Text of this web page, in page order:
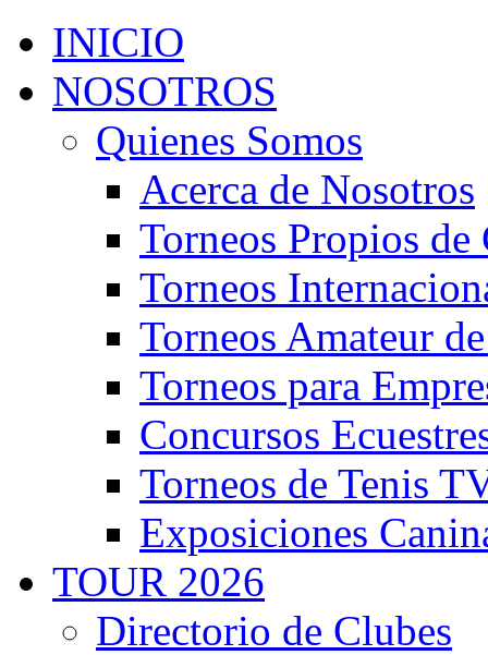
INICIO
NOSOTROS
Quienes Somos
Acerca de Nosotros
Torneos Propios
Torneos
Torneos Amateur
Torneos para
Concursos
Torneos de Tenis
Exposiciones
TOUR 2026
Directorio de Clubes